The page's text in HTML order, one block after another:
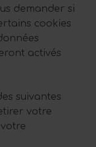
demander si
cookies
activés
suivantes
votre